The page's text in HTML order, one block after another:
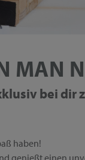
MAN
bei dir
haben!
genießt einen